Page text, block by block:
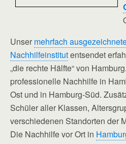
Unser mehrfach
Nachhilfeinstitutentsendet
„die rechte Hälfte“ von
professionelle Nachhilfe in
Ost und in Hamburg-Süd.
Schüler aller Klassen,
verschiedenen Standorten der
Die Nachhilfe vor Ort in